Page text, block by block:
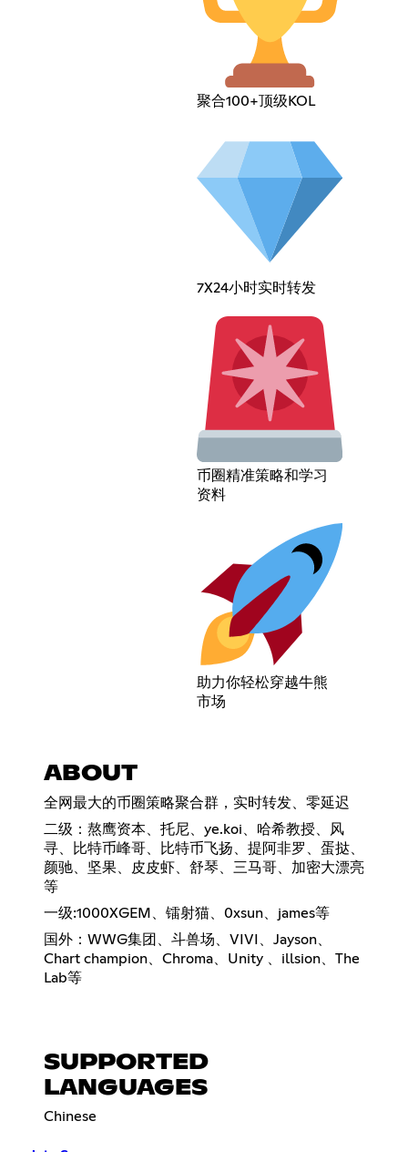
聚合100+顶级KOL
7X24小时实时转发
币圈精准策略和学习
资料
助力你轻松穿越牛熊
市场
ABOUT
全网最大的币圈策略聚合群，实时转发、零延迟
二级：熬鹰资本、托尼、ye.koi、哈希教授、风
寻、比特币峰哥、比特币飞扬、提阿非罗、蛋挞、
颜驰、坚果、皮皮虾、舒琴、三马哥、加密大漂亮
等
一级:1000XGEM、镭射猫、0xsun、james等
国外：WWG集团、斗兽场、VIVI、Jayson、
Chart champion、Chroma、Unity 、illsion、The
Lab等
SUPPORTED
LANGUAGES
Chinese